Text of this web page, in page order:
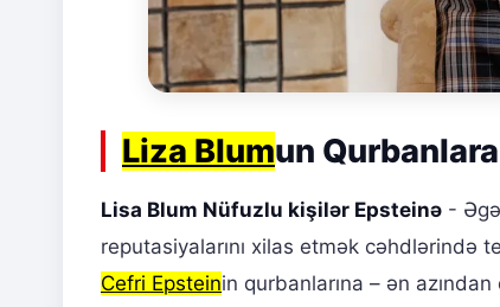
Liza Blumun
Lisa Blum Nüfuzlu kişilər Epsteinə -
reputasiyalarını xilas etmək cəhdlərində
Cefri Epsteinin qurbanlarına – ən